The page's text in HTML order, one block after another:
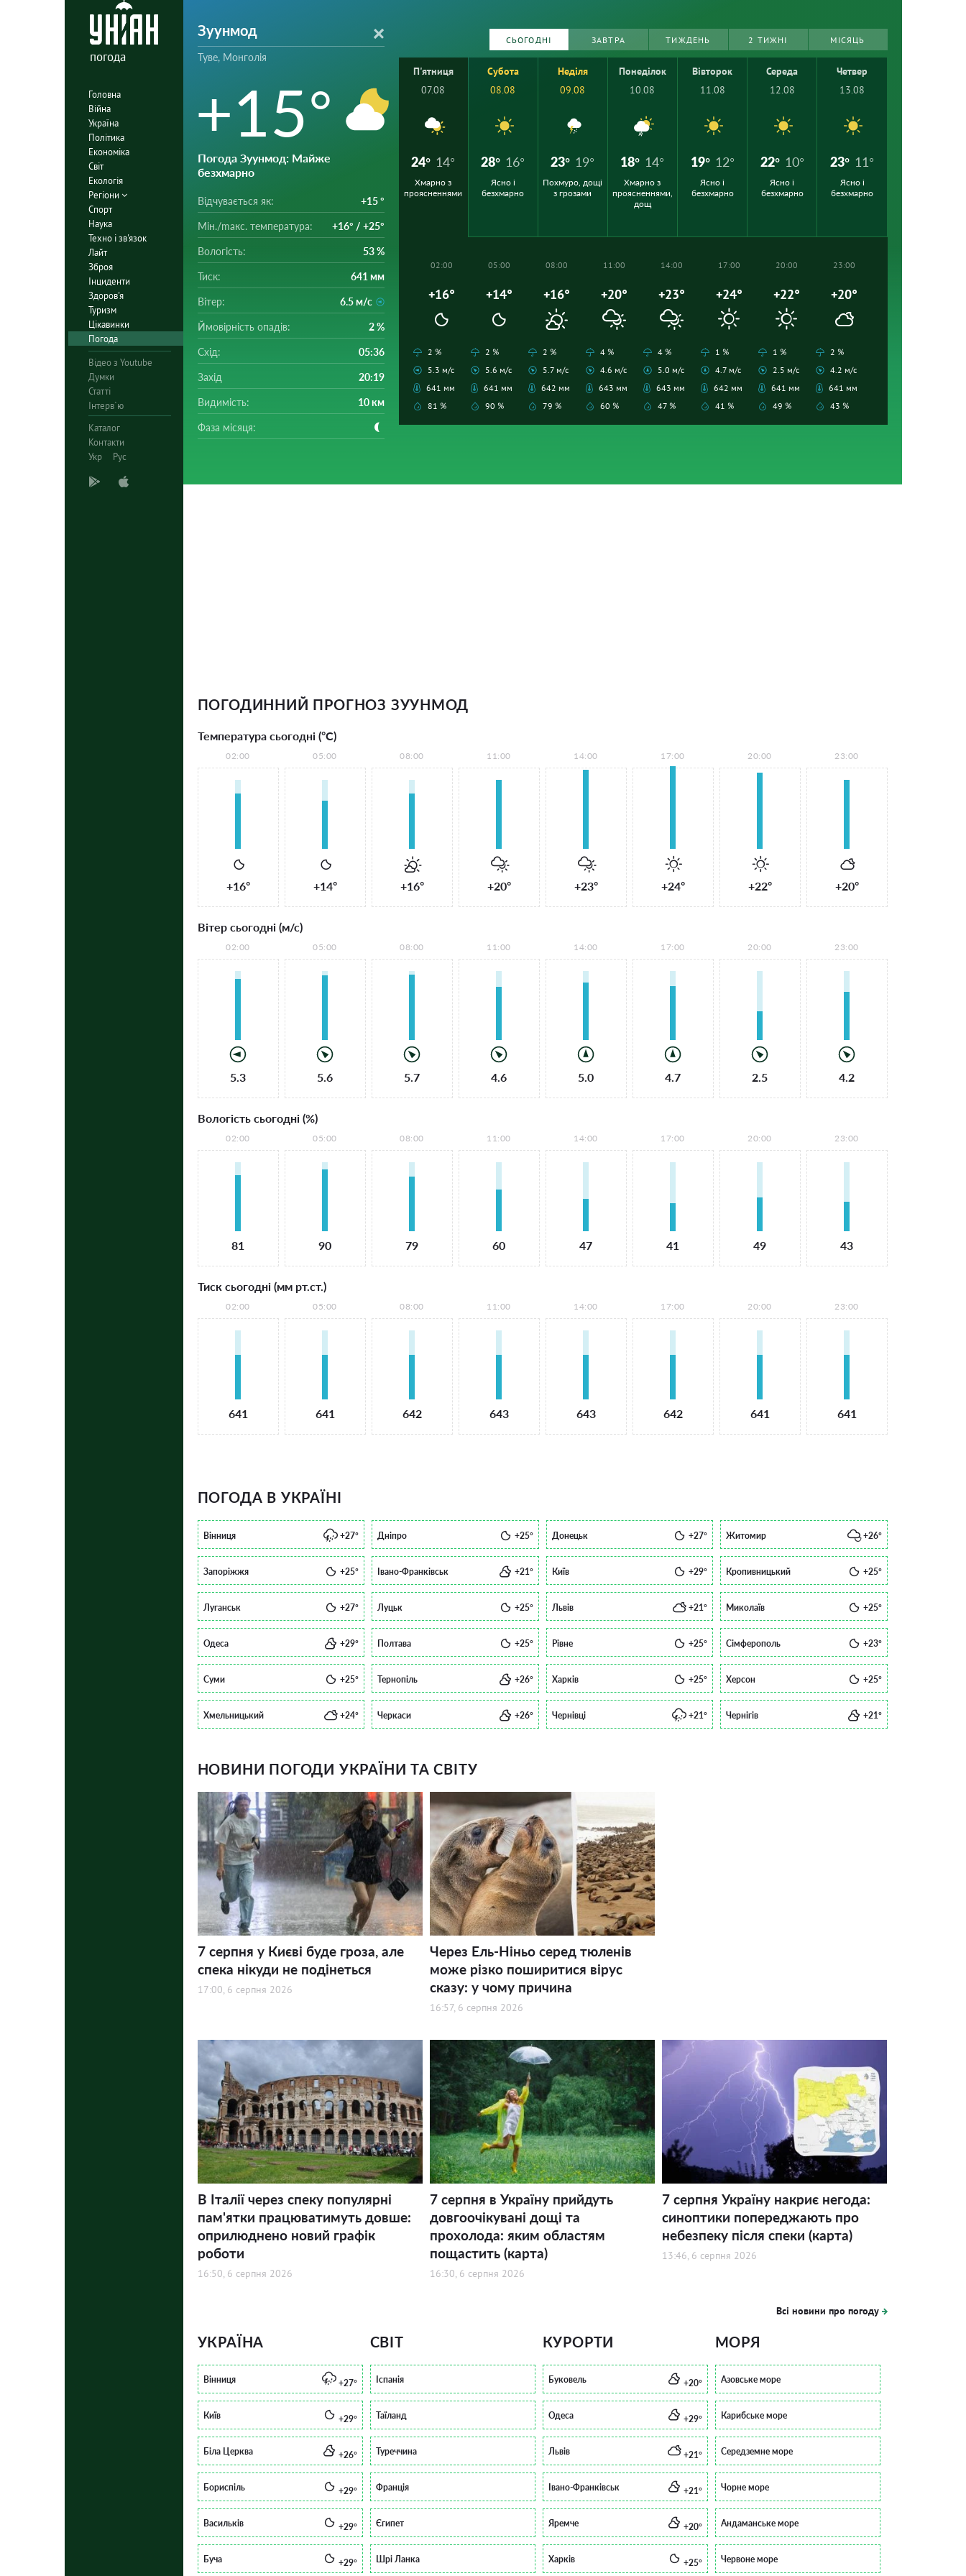
погода
Головна
Війна
Україна
Політика
Економіка
Світ
Екологія
Регіони
Спорт
Наука
Техно і зв'язок
Лайт
Зброя
Інциденти
Здоров'я
Туризм
Цікавинки
Погода
Відео з Youtube
Думки
Статті
Інтерв`ю
Каталог
Контакти
Укр
Рус
Зуунмод
Туве, Монголія
+15°
Погода Зуунмод: Майже
безхмарно
Відчувається як: +15 °
Мін./mакс. температура: +16° / +25°
Вологість: 53 %
Тиск: 641 мм
Вітер: 6.5 м/с
Ймовірність опадів: 2 %
Схід: 05:36
Захід 20:19
Видимість: 10 км
Фаза місяця:
СЬОГОДНІ ЗАВТРА ТИЖДЕНЬ 2 ТИЖНІ МІСЯЦЬ
П'ятниця
07.08
24° 14°
Хмарно з
проясненнями
Субота
08.08
28° 16°
Ясно і
безхмарно
Неділя
09.08
23° 19°
Похмуро, дощі
з грозами
Понеділок
10.08
18° 14°
Хмарно з
проясненнями,
дощ
Вівторок
11.08
19° 12°
Ясно і
безхмарно
Середа
12.08
22° 10°
Ясно і
безхмарно
Четвер
13.08
23° 11°
Ясно і
безхмарно
02:00
+16°
2 %
5.3 м/с
641 мм
81 %
05:00
+14°
2 %
5.6 м/с
641 мм
90 %
08:00
+16°
2 %
5.7 м/с
642 мм
79 %
11:00
+20°
4 %
4.6 м/с
643 мм
60 %
14:00
+23°
4 %
5.0 м/с
643 мм
47 %
17:00
+24°
1 %
4.7 м/с
642 мм
41 %
20:00
+22°
1 %
2.5 м/с
641 мм
49 %
23:00
+20°
2 %
4.2 м/с
641 мм
43 %
ПОГОДИННИЙ ПРОГНОЗ ЗУУНМОД
Температура сьогодні (°С)
02:00
+16°
05:00
+14°
08:00
+16°
11:00
+20°
14:00
+23°
17:00
+24°
20:00
+22°
23:00
+20°
Вітер сьогодні (м/с)
02:00
5.3
05:00
5.6
08:00
5.7
11:00
4.6
14:00
5.0
17:00
4.7
20:00
2.5
23:00
4.2
Вологість сьогодні (%)
02:00
81
05:00
90
08:00
79
11:00
60
14:00
47
17:00
41
20:00
49
23:00
43
Тиск сьогодні (мм рт.ст.)
02:00
641
05:00
641
08:00
642
11:00
643
14:00
643
17:00
642
20:00
641
23:00
641
ПОГОДА В УКРАЇНІ
Вінниця +27° Дніпро +25° Донецьк +27° Житомир +26°
Запоріжжя +25° Івано-Франківськ +21° Київ +29° Кропивницький +25°
Луганськ +27° Луцьк +25° Львів +21° Миколаїв +25°
Одеса +29° Полтава +25° Рівне +25° Сімферополь +23°
Суми +25° Тернопіль +26° Харків +25° Херсон +25°
Хмельницький +24° Черкаси +26° Чернівці +21° Чернігів +21°
НОВИНИ ПОГОДИ УКРАЇНИ ТА СВІТУ
7 серпня у Києві буде гроза, але
спека нікуди не подінеться
17:00, 6 серпня 2026
Через Ель-Ніньо серед тюленів
може різко поширитися вірус
сказу: у чому причина
16:57, 6 серпня 2026
В Італії через спеку популярні
пам'ятки працюватимуть довше:
оприлюднено новий графік
роботи
16:50, 6 серпня 2026
7 серпня в Україну прийдуть
довгоочікувані дощі та
прохолода: яким областям
пощастить (карта)
16:30, 6 серпня 2026
7 серпня Україну накриє негода:
синоптики попереджають про
небезпеку після спеки (карта)
13:46, 6 серпня 2026
Всі новини про погоду
УКРАЇНА
Вінниця +27°
Київ +29°
Біла Церква +26°
Бориспіль +29°
Васильків +29°
Буча +29°
СВІТ
Іспанія
Таїланд
Туреччина
Франція
Єгипет
Шрі Ланка
КУРОРТИ
Буковель +20°
Одеса +29°
Львів +21°
Івано-Франківськ +21°
Яремче +20°
Харків +25°
МОРЯ
Азовське море
Карибське море
Середземне море
Чорне море
Андаманське море
Червоне море